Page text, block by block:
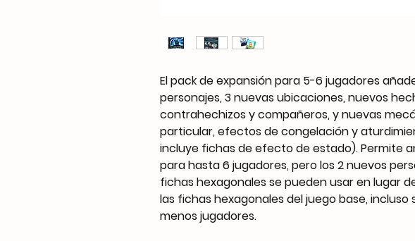
El pack de expansión para 5-6 jugadores
personajes, 3 nuevas ubicaciones, nuevos
contrahechizos y compañeros, y nuevas
particular, efectos de congelación y
incluye fichas de efecto de estado). Permite
para hasta 6 jugadores, pero los 2 nuevos
fichas hexagonales se pueden usar en lugar
las fichas hexagonales del juego base, incluso
menos jugadores.